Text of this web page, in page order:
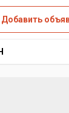
Добавить